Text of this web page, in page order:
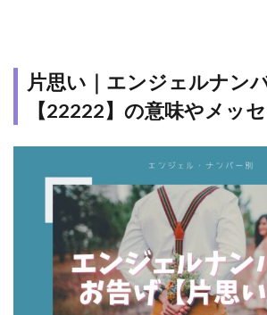
片思い｜エンジェルナン
【22222】の意味やメッ